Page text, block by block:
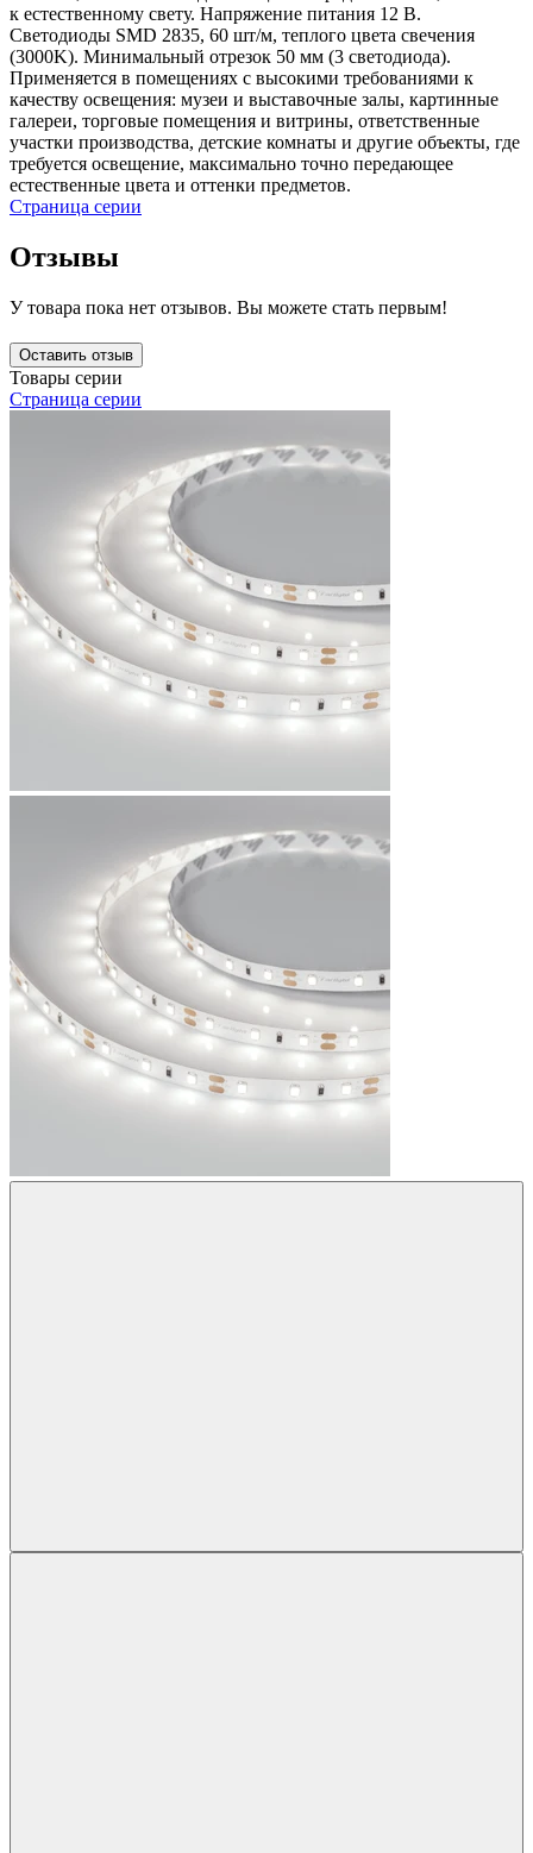
к естественному свету. Напряжение питания 12 В.
Светодиоды SMD 2835, 60 шт/м, теплого цвета свечения
(3000K). Минимальный отрезок 50 мм (3 светодиода).
Применяется в помещениях с высокими требованиями к
качеству освещения: музеи и выставочные залы, картинные
галереи, торговые помещения и витрины, ответственные
участки производства, детские комнаты и другие объекты, где
требуется освещение, максимально точно передающее
естественные цвета и оттенки предметов.
Страница серии
Отзывы
У товара пока нет отзывов. Вы можете стать первым!
Оставить отзыв
Товары серии
Страница серии